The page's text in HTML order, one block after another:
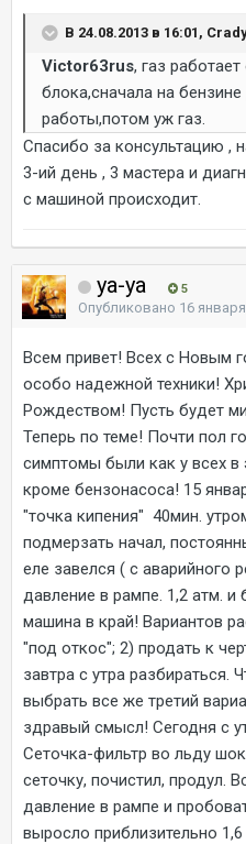
В 24.08.2013 в 16:01,
Victor63rus, газ
блока,сначала на
работы,потом уж газ.
Спасибо за консультацию ,
3-ий день , 3 мастера и
с машиной происходит.
ya-ya 5
Опубликовано 16
Всем привет! Всех с Новым
особо надежной техники!
Рождеством! Пусть будет
Теперь по теме! Почти пол
симптомы были как у всех в
кроме бензонасоса! 15
"точка кипения" 40мин.
подмерзать начал,
еле завелся ( с аварийного
давление в рампе. 1,2 атм.
машина в край! Вариантов
"под откос"; 2) продать к
завтра с утра разбираться.
выбрать все же третий
здравый смысл! Сегодня с
Сеточка-фильтр во льду
сеточку, почистил, продул.
давление в рампе и
выросло приблизительно